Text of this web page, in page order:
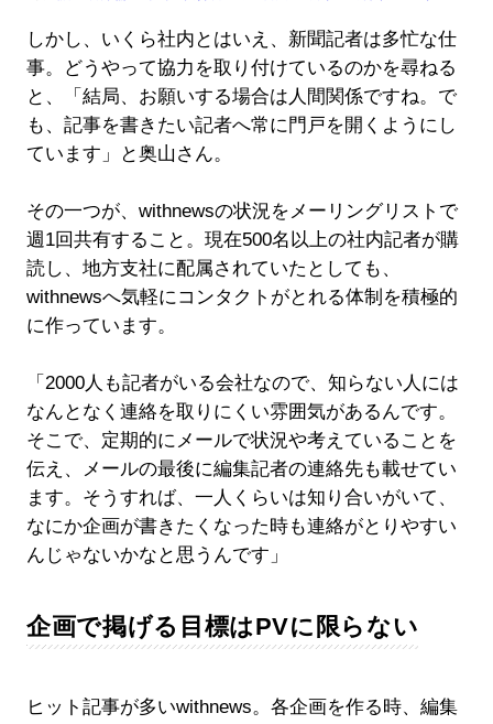
しかし、いくら社内とはいえ、新聞記者は多忙な仕
事。どうやって協力を取り付けているのかを尋ねる
と、「結局、お願いする場合は人間関係ですね。で
も、記事を書きたい記者へ常に門戸を開くようにし
ています」と奥山さん。
その一つが、withnewsの状況をメーリングリストで
週1回共有すること。現在500名以上の社内記者が購
読し、地方支社に配属されていたとしても、
withnewsへ気軽にコンタクトがとれる体制を積極的
に作っています。
「2000人も記者がいる会社なので、知らない人には
なんとなく連絡を取りにくい雰囲気があるんです。
そこで、定期的にメールで状況や考えていることを
伝え、メールの最後に編集記者の連絡先も載せてい
ます。そうすれば、一人くらいは知り合いがいて、
なにか企画が書きたくなった時も連絡がとりやすい
んじゃないかなと思うんです」
企画で掲げる目標はPVに限らない
ヒット記事が多いwithnews。各企画を作る時、編集